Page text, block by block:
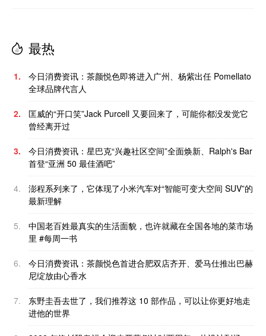
最热
1.
今日消费资讯：茶颜悦色即将进入广州、杨紫出任 Pomellato
全球品牌代言人
2.
匡威的“开口笑”Jack Purcell 又要回来了，可能你都没发觉它
曾经离开过
3.
今日消费资讯：星巴克“兴趣社区空间”全面焕新、Ralph's Bar
首登“亚洲 50 最佳酒吧”
4.
澎程系列来了，它体现了小米汽车对“智能可变大空间 SUV”的
最新理解
5.
中国老百姓最真实的生活面貌，也许就藏在全国各地的菜市场
里 #每周一书
6.
今日消费资讯：茶颜悦色首进合肥双店齐开、爱马仕推出巴赫
尼绽放由心香水
7.
东野圭吾去世了，我们推荐这 10 部作品，可以让你更好地走
进他的世界